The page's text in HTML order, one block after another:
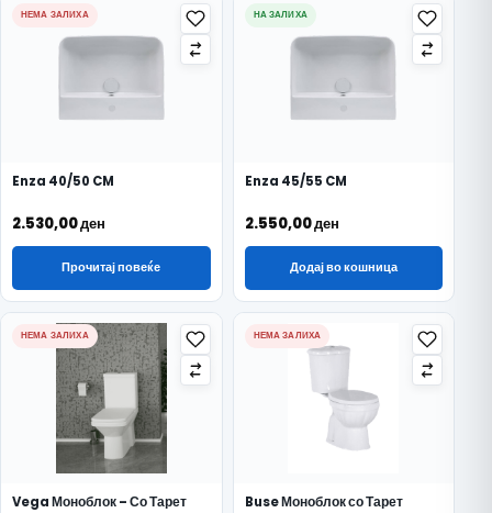
НЕМА ЗАЛИХА
Enza 40/50 CM
2.530,00ден
Прочитај повеќе
НА ЗАЛИХА
Enza 45/55 CM
2.550,00ден
Додај во кошница
НЕМА ЗАЛИХА
Vega Моноблок – Со Тарет
НЕМА ЗАЛИХА
Buse Моноблок со Тарет